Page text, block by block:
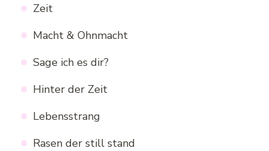
Zeit
Macht & Ohnmacht
Sage ich es dir?
Hinter der Zeit
Lebensstrang
Rasen der still stand